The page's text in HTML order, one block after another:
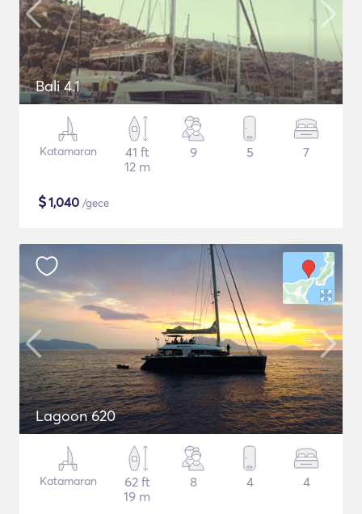
Bali 4.1
Katamaran
41 ft
12 m
9 5 7
$1,040 /gece
Lagoon 620
Katamaran
62 ft
19 m
8 4 4